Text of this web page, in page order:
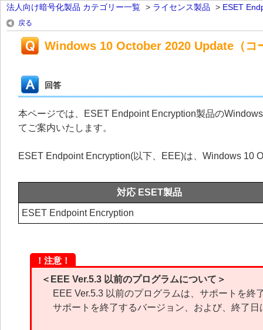
法人向け暗号化製品 カテゴリー一覧 > ライセンス製品 > ESET
戻る
Windows 10 October 2020 Update（コ
回答
本ページでは、ESET Endpoint Encryption製品の
てご案内いたします。
ESET Endpoint Encryption(以下、EEE)は、Windows 10
対応 ESET製品
ESET Endpoint Encryption
！注意！
＜EEE Ver.5.3 以前のプログラムについて＞
EEE Ver.5.3 以前のプログラムは、サポートを終
サポートを終了するバージョン、および、終了